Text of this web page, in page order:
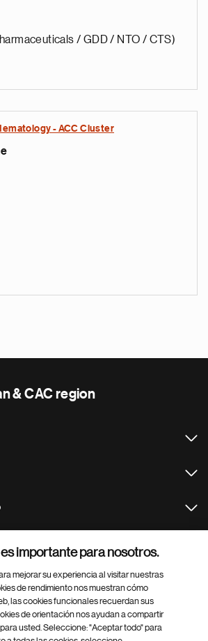
/ GDD / NTO / CTS)
- ACC Cluster
& CAC region
importante para nosotros.
mejorar su experiencia al visitar nuestras
de rendimiento nos muestran cómo
las cookies funcionales recuerdan sus
de orientación nos ayudan a compartir
usted. Seleccione: "Aceptar todo" para